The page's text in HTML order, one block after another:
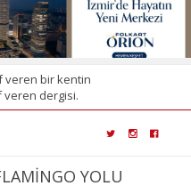
veren bir kentin
dergisi.
YOLU